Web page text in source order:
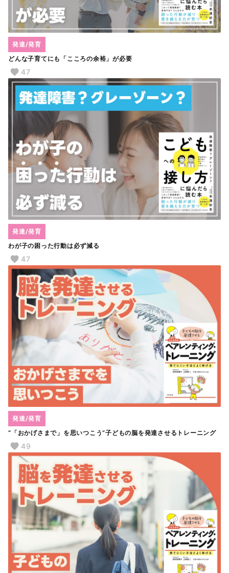
どんな子育てにも「こころの余裕」が必要
発達/発育
47
わが子の困った行動は必ず減る
発達/発育
47
“「おかげさまで」を思いつこう”子どもの脳を発達させるトレーニング
発達/発育
49